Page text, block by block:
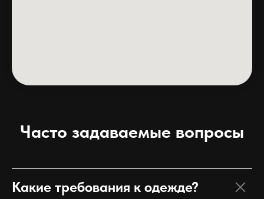
Часто задаваемые вопросы
Какие требования к одежде?